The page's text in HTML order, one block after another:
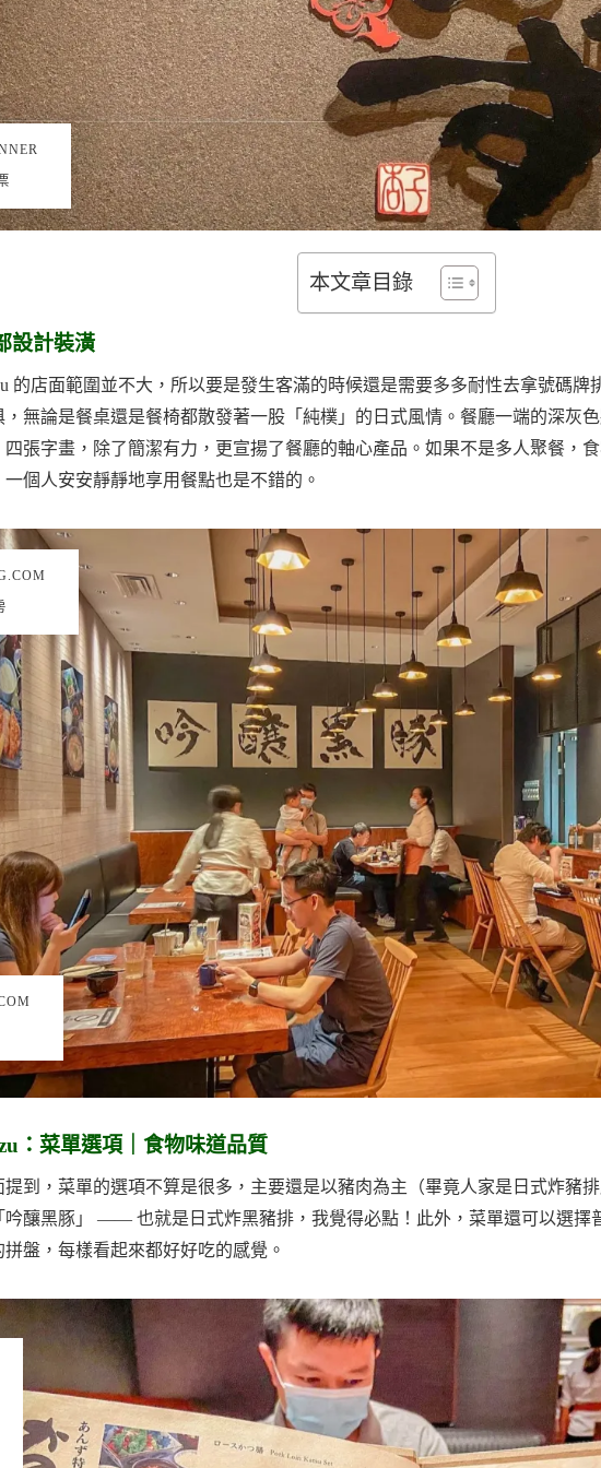
本文章目錄
設計裝潢
的店面範圍並不大，所以要是發生客滿的時候還是需要多多耐性去拿號碼牌
，無論是餐桌還是餐椅都散發著一股「純樸」的日式風情。餐廳一端的深灰
四張字畫，除了簡潔有力，更宣揚了餐廳的軸心產品。如果不是多人聚餐，
一個人安安靜靜地享用餐點也是不錯的。
：菜單選項｜食物味道品質
提到，菜單的選項不算是很多，主要還是以豬肉為主（畢竟人家是日式炸豬
吟釀黑豚」 —— 也就是日式炸黑豬排，我覺得必點！此外，菜單還可以選擇
拼盤，每樣看起來都好好吃的感覺。